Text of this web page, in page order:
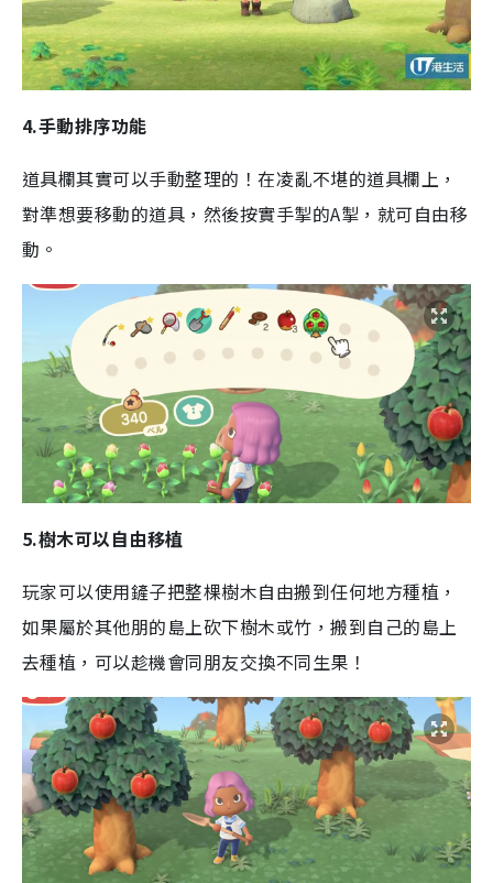
4.手動排序功能
道具欄其實可以手動整理的！在凌亂不堪的道具欄上，
對準想要移動的道具，然後按實手掣的A掣，就可自由移
動。
5.樹木可以自由移植
玩家可以使用鏟子把整棵樹木自由搬到任何地方種植，
如果屬於其他朋的島上砍下樹木或竹，搬到自己的島上
去種植，可以趁機會同朋友交換不同生果！